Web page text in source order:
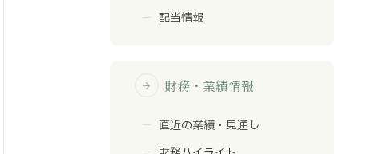
配当情報
arrow_forward 財務・業績情報
直近の業績・見通し